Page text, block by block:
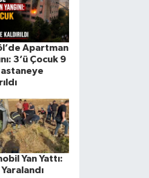
Apartman
3’ü Çocuk 9
Yan Yattı: